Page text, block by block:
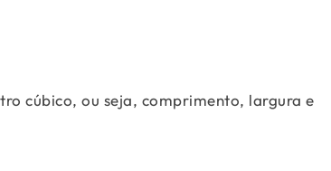
cúbico, ou seja, comprimento, largura e